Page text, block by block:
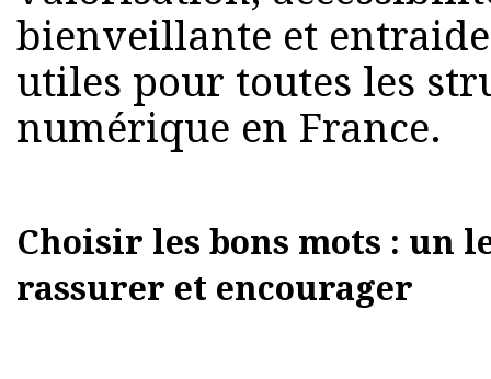
bienveillante et
utiles pour toutes les
numérique en France.
Choisir les bons mots : un
rassurer et encourager